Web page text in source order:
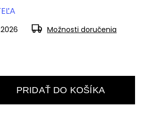
Možnosti doručenia
PRIDAŤ DO KOŠÍKA